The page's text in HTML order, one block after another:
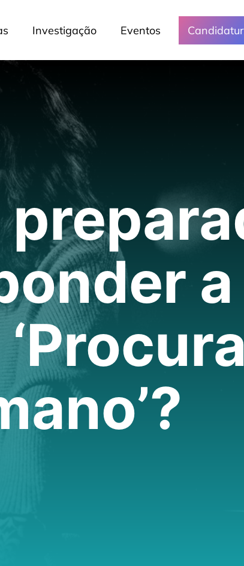
Investigação Eventos